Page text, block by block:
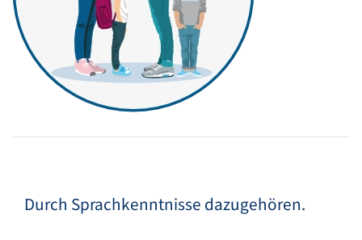
Durch Sprachkenntnisse dazugehören.